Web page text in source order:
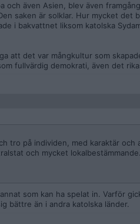
och även Asien, blev även
saken är solklar. Hur mycket
i bakvattnet liksom katolska
att det var mångkultur som
fullvärdig demokrati, även det
tro på individen, med karaktär och
och mycket lokalbestämmande.
som kan ha spelat in. Varför
bättre än i andra katolska länder.